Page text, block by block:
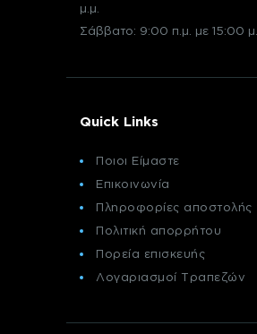
μ.μ.
Σάββατο: 9:00 π.μ. με 15:00
Quick Links
Ποιοι Είμαστε
Επικοινωνία
Πληροφορίες αποστολής
Πολιτική απορρήτου
Πορεία επισκευής
Λογαριασμοί Τραπεζών